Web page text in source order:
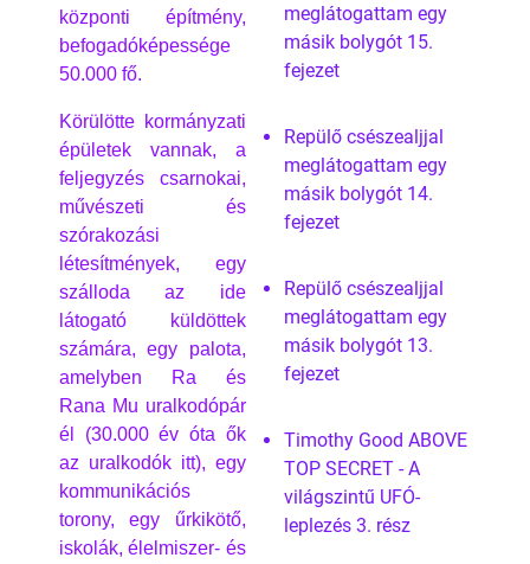
központi építmény,
befogadóképessége
50.000 fő.
Körülötte kormányzati
épületek vannak, a
feljegyzés csarnokai,
művészeti és
szórakozási
létesítmények, egy
szálloda az ide
látogató küldöttek
számára, egy palota,
amelyben Ra és
Rana Mu uralkodópár
él (30.000 év óta ők
az uralkodók itt), egy
kommunikációs
torony, egy űrkikötő,
iskolák, élelmiszer- és
meglátogattam egy
másik bolygót 15.
fejezet
Repülő csészealjjal
meglátogattam egy
másik bolygót 14.
fejezet
Repülő csészealjjal
meglátogattam egy
másik bolygót 13.
fejezet
Timothy Good ABOVE
TOP SECRET - A
világszintű UFÓ-
leplezés 3. rész